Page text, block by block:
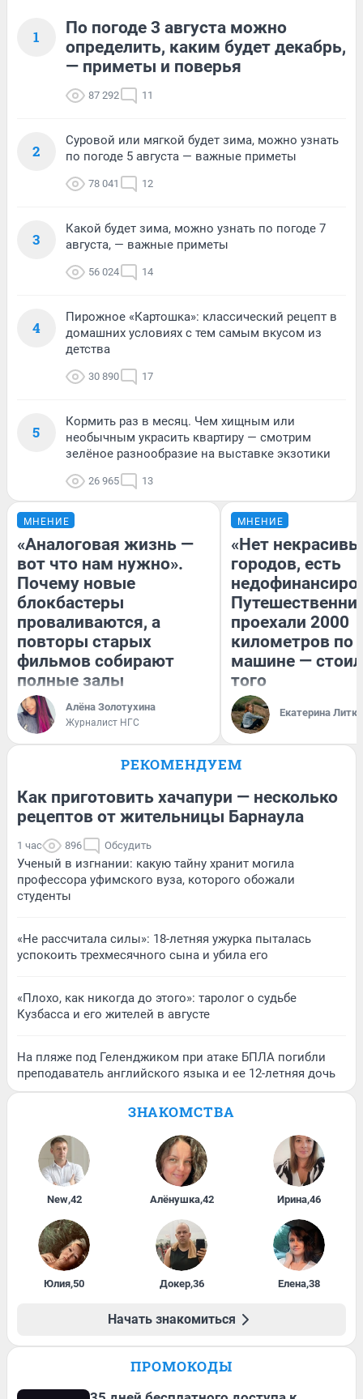
1
По погоде 3 августа можно
определить, каким будет декабрь,
— приметы и поверья
87 292 11
2
Суровой или мягкой будет зима, можно узнать
по погоде 5 августа — важные приметы
78 041 12
3
Какой будет зима, можно узнать по погоде 7
августа, — важные приметы
56 024 14
4
Пирожное «Картошка»: классический рецепт в
домашних условиях с тем самым вкусом из
детства
30 890 17
5
Кормить раз в месяц. Чем хищным или
необычным украсить квартиру — смотрим
зелёное разнообразие на выставке экзотики
26 965 13
МНЕНИЕ
«Аналоговая жизнь —
вот что нам нужно».
Почему новые
блокбастеры
проваливаются, а
повторы старых
фильмов собирают
полные залы
Алёна Золотухина
Журналист НГС
МНЕНИЕ
«Нет
городов, есть
проехали 2000
километров по
машине —
того
Екатерина
РЕКОМЕНДУЕМ
Как приготовить хачапури — несколько
рецептов от жительницы Барнаула
1 час 896 Обсудить
Ученый в изгнании: какую тайну хранит могила
профессора уфимского вуза, которого обожали
студенты
«Не рассчитала силы»: 18-летняя ужурка пыталась
успокоить трехмесячного сына и убила его
«Плохо, как никогда до этого»: таролог о судьбе
Кузбасса и его жителей в августе
На пляже под Геленджиком при атаке БПЛА погибли
преподаватель английского языка и ее 12-летняя дочь
ЗНАКОМСТВА
New,42 Алёнушка,42 Ирина,46
Юлия,50 Докер,36 Елена,38
Начать знакомиться
ПРОМОКОДЫ